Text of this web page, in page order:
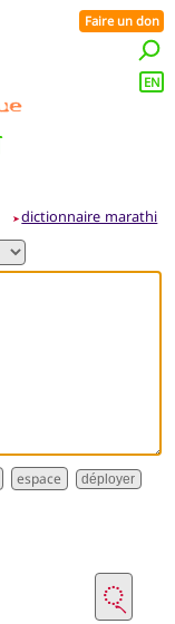
Faire un don
EN
➤dictionnaire marathi
déployer